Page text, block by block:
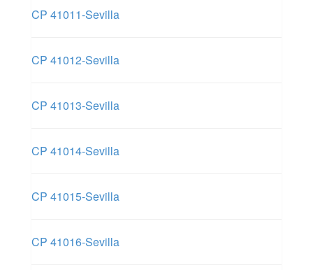
CP 41011-Sevilla
CP 41012-Sevilla
CP 41013-Sevilla
CP 41014-Sevilla
CP 41015-Sevilla
CP 41016-Sevilla